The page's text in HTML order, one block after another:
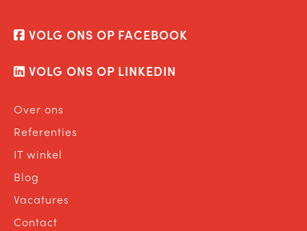
VOLG ONS OP FACEBOOK
VOLG ONS OP LINKEDIN
Over ons
Referenties
IT winkel
Blog
Vacatures
Contact